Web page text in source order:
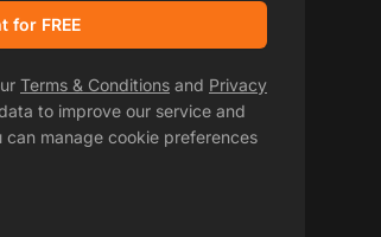
for FREE
Terms & Conditions and Privacy
to improve our service and
manage cookie preferences